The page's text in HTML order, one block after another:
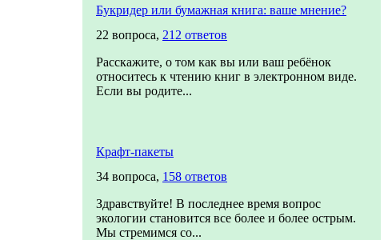
Букридер или бумажная книга: ваше мнение?
22 вопроса, 212 ответов
Расскажите, о том как вы или ваш ребёнок
относитесь к чтению книг в электронном виде.
Если вы родите...
Крафт-пакеты
34 вопроса, 158 ответов
Здравствуйте! В последнее время вопрос
экологии становится все более и более острым.
Мы стремимся со...